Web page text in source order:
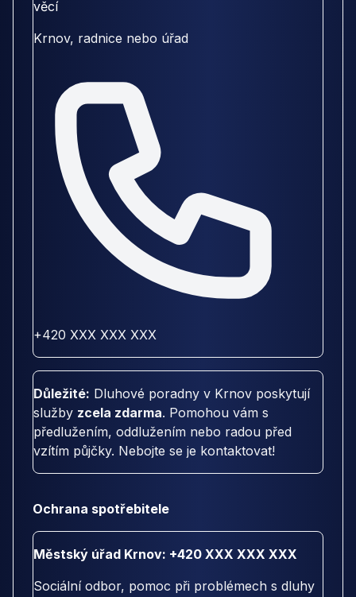
věcí
Krnov, radnice nebo úřad
+420 XXX XXX XXX
Důležité: Dluhové poradny v Krnov poskytují
služby zcela zdarma. Pomohou vám s
předlužením, oddlužením nebo radou před
vzítím půjčky. Nebojte se je kontaktovat!
Ochrana spotřebitele
Městský úřad Krnov: +420 XXX XXX XXX
Sociální odbor, pomoc při problémech s dluhy